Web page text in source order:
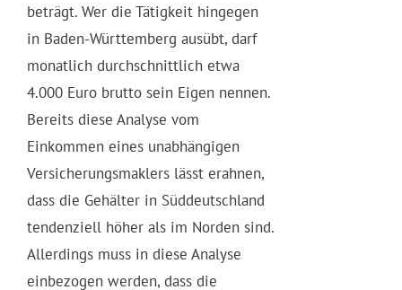
beträgt. Wer die Tätigkeit hingegen
in Baden-Württemberg ausübt, darf
monatlich durchschnittlich etwa
4.000 Euro brutto sein Eigen nennen.
Bereits diese Analyse vom
Einkommen eines unabhängigen
Versicherungsmaklers lässt erahnen,
dass die Gehälter in Süddeutschland
tendenziell höher als im Norden sind.
Allerdings muss in diese Analyse
einbezogen werden, dass die